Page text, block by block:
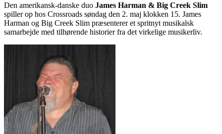
Den amerikansk-danske duo James Harman & Big Creek Slim
spiller op hos Crossroads søndag den 2. maj klokken 15. James
Harman og Big Creek Slim præsenterer et spritnyt musikalsk
samarbejde med tilhørende historier fra det virkelige musikerliv.